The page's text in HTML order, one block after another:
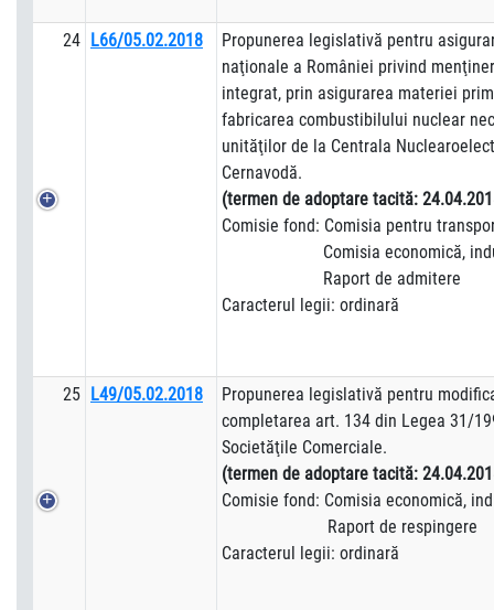
24 L66/05.02.2018
Propunerea legislativă pentru
naţionale a României privind
integrat, prin asigurarea materiei
fabricarea combustibilului nuclear
unităţilor de la Centrala
Cernavodă.
(termen de adoptare tacită:
Comisie fond: Comisia pentru
Comisia economică,
Raport de admitere
Caracterul legii: ordinară
25 L49/05.02.2018
Propunerea legislativă pentru
completarea art. 134 din Legea 31/
Societăţile Comerciale.
(termen de adoptare tacită:
Comisie fond: Comisia economică,
Raport de respingere
Caracterul legii: ordinară